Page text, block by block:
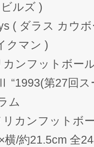
ルズ )
( ダラス カウ
クマン )
カンフットボー
“1993(第27回
ム
リカンフットボ
横/約21.5cm 全